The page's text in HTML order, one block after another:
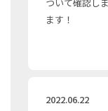
ます！
2022.06.22